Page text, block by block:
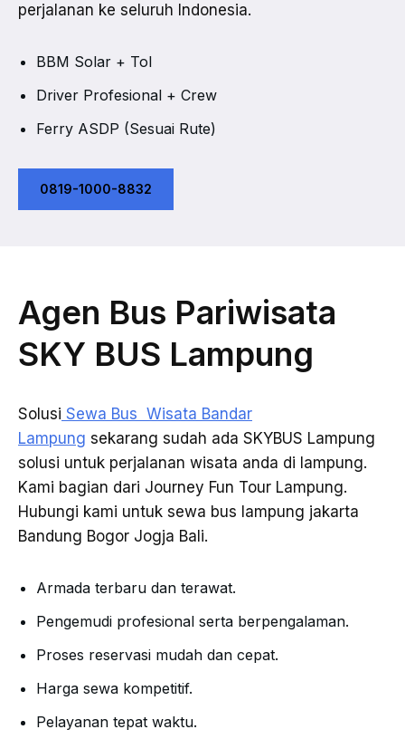
perjalanan ke seluruh Indonesia.
BBM Solar + Tol
Driver Profesional + Crew
Ferry ASDP (Sesuai Rute)
0819-1000-8832
Agen Bus Pariwisata
SKY BUS Lampung
Solusi Sewa Bus Wisata Bandar
Lampung sekarang sudah ada SKYBUS Lampung
solusi untuk perjalanan wisata anda di lampung.
Kami bagian dari Journey Fun Tour Lampung.
Hubungi kami untuk sewa bus lampung jakarta
Bandung Bogor Jogja Bali.
Armada terbaru dan terawat.
Pengemudi profesional serta berpengalaman.
Proses reservasi mudah dan cepat.
Harga sewa kompetitif.
Pelayanan tepat waktu.